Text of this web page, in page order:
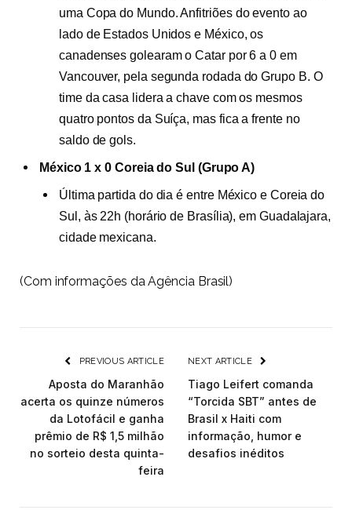
uma Copa do Mundo. Anfitriões do evento ao
lado de Estados Unidos e México, os
canadenses golearam o Catar por 6 a 0 em
Vancouver, pela segunda rodada do Grupo B. O
time da casa lidera a chave com os mesmos
quatro pontos da Suíça, mas fica a frente no
saldo de gols.
México 1 x 0 Coreia do Sul (Grupo A)
Última partida do dia é entre México e Coreia do
Sul, às 22h (horário de Brasília), em Guadalajara,
cidade mexicana.
(Com informações da Agência Brasil)
PREVIOUS ARTICLE
Aposta do Maranhão
acerta os quinze números
da Lotofácil e ganha
prêmio de R$ 1,5 milhão
no sorteio desta quinta-
feira
NEXT ARTICLE
Tiago Leifert comanda
“Torcida SBT” antes de
Brasil x Haiti com
informação, humor e
desafios inéditos